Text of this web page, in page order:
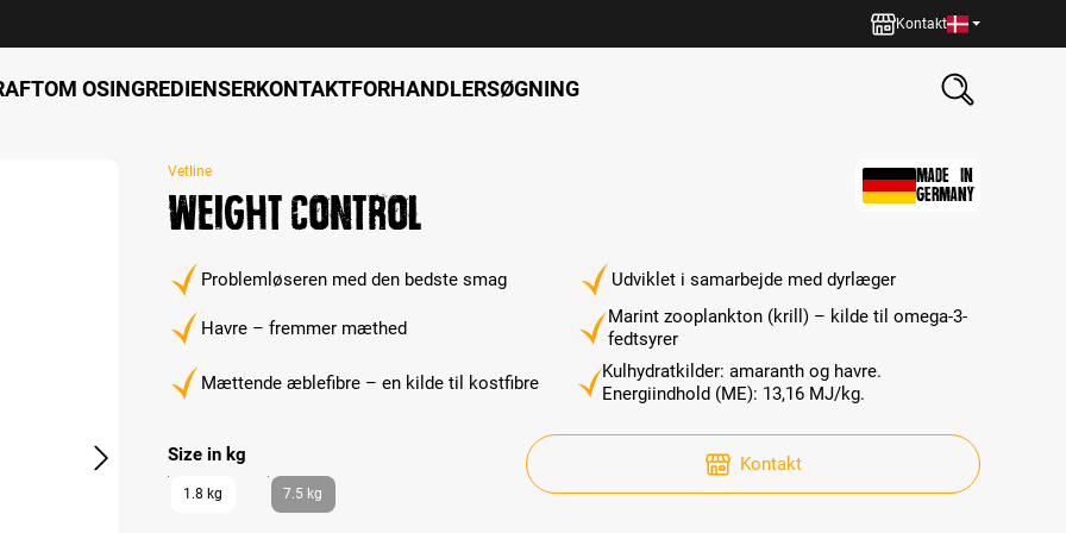
Kontakt
OM OSINGREDIENSERKONTAKTFORHANDLERSØGNING
Vetline
Weight Control
MADE IN
GERMANY
Problemløseren med den bedste smag Udviklet i samarbejde med dyrlæger
Havre – fremmer mæthed
Marint zooplankton (krill) – kilde til omega-3-
fedtsyrer
Mættende æblefibre – en kilde til kostfibre
Kulhydratkilder: amaranth og havre.
Energiindhold (ME): 13,16 MJ/kg.
Select
Size in kg
1.8 kg 7.5 kg
Kontakt